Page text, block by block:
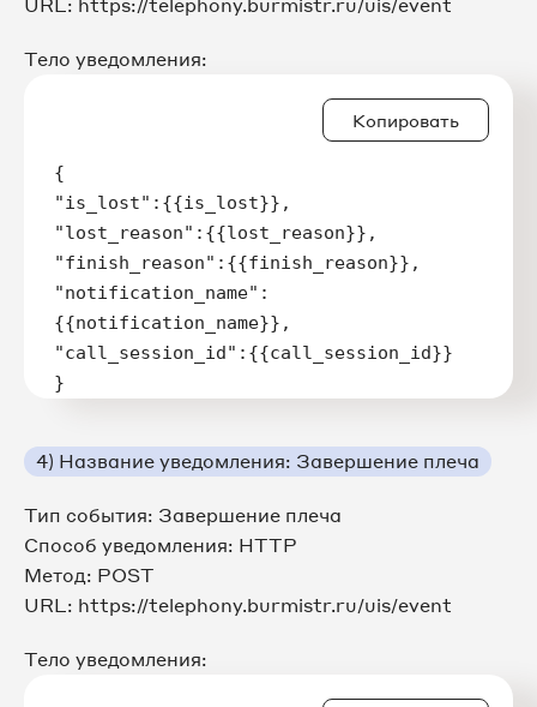
Тело уведомления:
Копировать
{
"is_lost":{{is_lost}},
"lost_reason":{{lost_reason}},
"finish_reason":{{finish_reason}},
"notification_name":
{{notification_name}},
"call_session_id":{{call_session_id}}
}
4) Название уведомления: Завершение плеча
Тип события: Завершение плеча
Способ уведомления: HTTP
Метод: POST
URL: https://telephony.burmistr.ru/uis/event
Тело уведомления: